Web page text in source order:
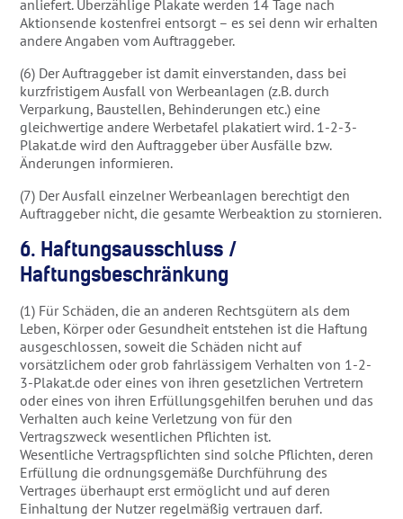
anliefert. Überzählige Plakate werden 14 Tage nach
Aktionsende kostenfrei entsorgt – es sei denn wir erhalten
andere Angaben vom Auftraggeber.
(6) Der Auftraggeber ist damit einverstanden, dass bei
kurzfristigem Ausfall von Werbeanlagen (z.B. durch
Verparkung, Baustellen, Behinderungen etc.) eine
gleichwertige andere Werbetafel plakatiert wird. 1-2-3-
Plakat.de wird den Auftraggeber über Ausfälle bzw.
Änderungen informieren.
(7) Der Ausfall einzelner Werbeanlagen berechtigt den
Auftraggeber nicht, die gesamte Werbeaktion zu stornieren.
6. Haftungsausschluss /
Haftungsbeschränkung
(1) Für Schäden, die an anderen Rechtsgütern als dem
Leben, Körper oder Gesundheit entstehen ist die Haftung
ausgeschlossen, soweit die Schäden nicht auf
vorsätzlichem oder grob fahrlässigem Verhalten von 1-2-
3-Plakat.de oder eines von ihren gesetzlichen Vertretern
oder eines von ihren Erfüllungsgehilfen beruhen und das
Verhalten auch keine Verletzung von für den
Vertragszweck wesentlichen Pflichten ist.
Wesentliche Vertragspflichten sind solche Pflichten, deren
Erfüllung die ordnungsgemäße Durchführung des
Vertrages überhaupt erst ermöglicht und auf deren
Einhaltung der Nutzer regelmäßig vertrauen darf.